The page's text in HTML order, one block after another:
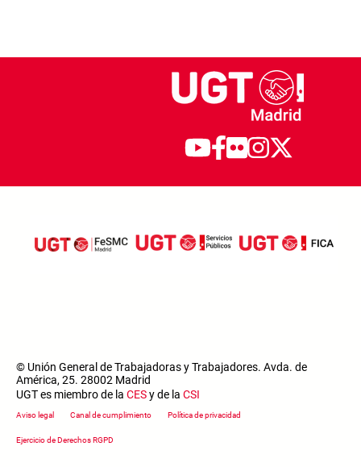
© Unión General de Trabajadoras y Trabajadores. Avda. de
América, 25. 28002 Madrid
UGT es miembro de la CESy de la CSI
Footer menu
Aviso legal Canal de cumplimiento Política de privacidad
Ejercicio de Derechos RGPD